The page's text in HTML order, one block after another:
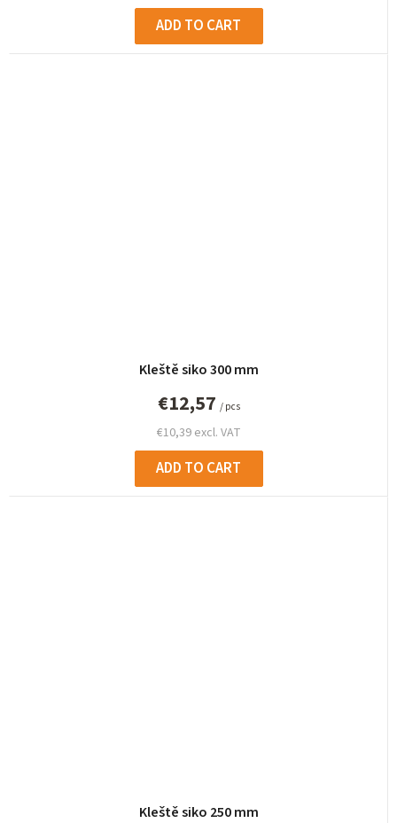
ADD TO CART
Kleště siko 300 mm
€10,39 excl. VAT
€12,57 / pcs
ADD TO CART
Kleště siko 250 mm